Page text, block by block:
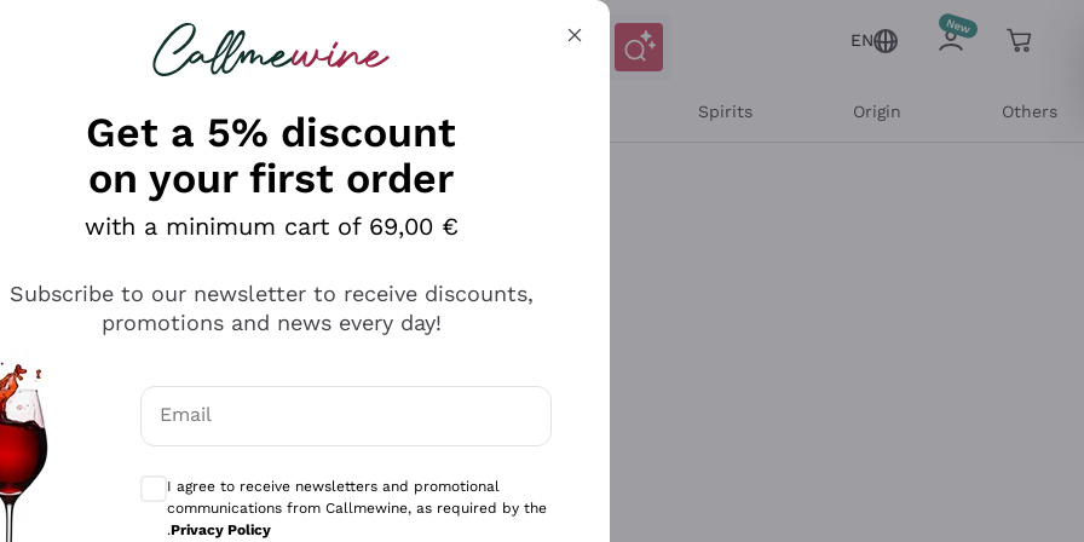
looking for
EN
Spirits Origin Others
Get a 5% discount
on your first order
with a minimum cart of 69,00 €
Subscribe to our newsletter to receive discounts,
promotions and news every day!
Email
I agree to receive newsletters and promotional
communications from Callmewine, as required by the
.Privacy Policy